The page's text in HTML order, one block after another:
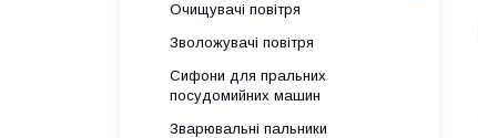
Очищувачі повітря
Зволожувачі повітря
Сифони для пральних
посудомийних машин
Зварювальні пальники